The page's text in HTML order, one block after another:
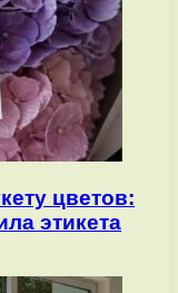
цветов:
этикета